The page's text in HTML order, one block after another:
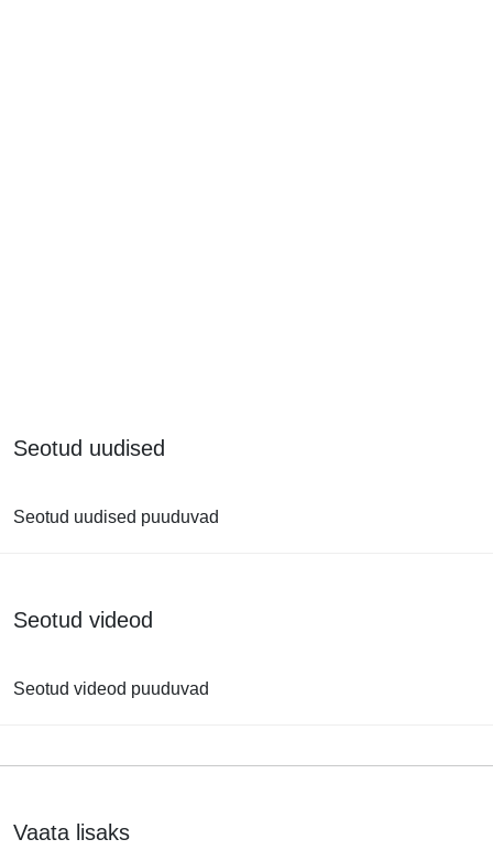
Seotud uudised
Seotud uudised puuduvad
Seotud videod
Seotud videod puuduvad
Vaata lisaks